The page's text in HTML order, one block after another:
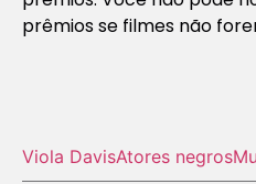
prêmios se filmes não
Viola DavisAtores negros